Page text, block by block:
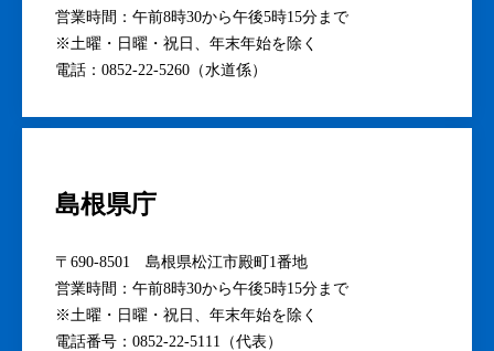
営業時間：午前8時30から午後5時15分まで
※土曜・日曜・祝日、年末年始を除く
電話：0852-22-5260（水道係）
島根県庁
〒690-8501 島根県松江市殿町1番地
営業時間：午前8時30から午後5時15分まで
※土曜・日曜・祝日、年末年始を除く
電話番号：0852-22-5111（代表）